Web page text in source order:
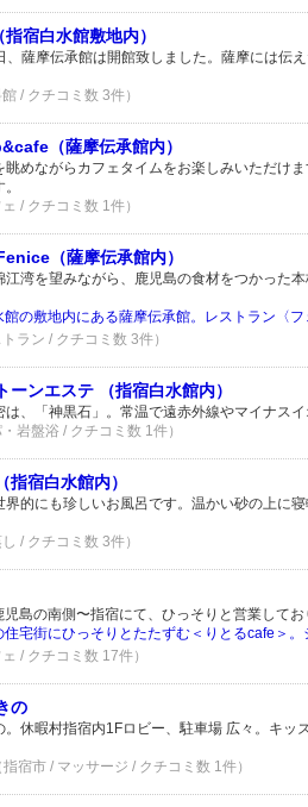
宿白水館敷地内）
、薩摩伝承館は開館致しました。薩摩には伝
/ クチコミ数 3件）
（薩摩伝承館内）
眺めながらカフェタイムをお楽しみいただけ
/ クチコミ数 1件）
（薩摩伝承館内）
江湾を望みながら、鹿児島の食材をつかった
館の敷地内にある薩摩伝承館。レストラン〈
トラン / クチコミ数 3件）
ーンエステ （指宿白水館内）
は、「神黒石」。常温で遠赤外線やマイナス
・岩盤浴 / クチコミ数 1件）
指宿白水館内）
界的にも珍しいお風呂です。温かい砂の上に
/ クチコミ数 3件）
児島の南側〜指宿にて、ひっそりと営業してお
住宅街にひっそりとたたずむ＜りとるcafe＞
ェ / クチコミ数 17件）
の
。休暇村指宿内1Fロビー、駐車場 広々。キッ
指宿市 / マッサージ / クチコミ数 1件）